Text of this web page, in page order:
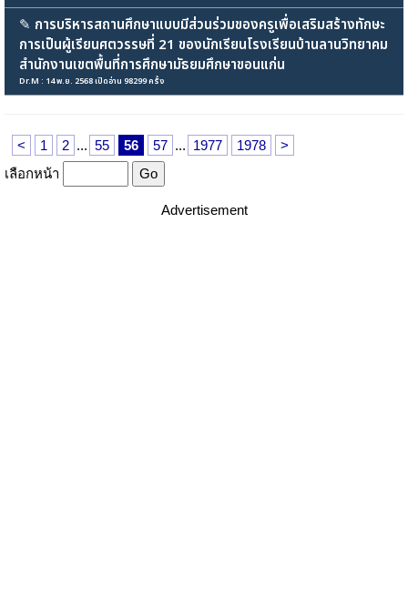
✎ การบริหารสถานศึกษาแบบมีส่วนร่วมของครูเพื่อเสริมสร้างทักษะ
การเป็นผู้เรียนศตวรรษที่ 21 ของนักเรียนโรงเรียนบ้านลานวิทยาคม
สำนักงานเขตพื้นที่การศึกษามัธยมศึกษาขอนแก่น
Dr.M : 14 พ.ย. 2568 เปิดอ่าน 98299 ครั้ง
< 1 2 ... 55 56 57 ... 1977 1978
>
เลือกหน้า
Advertisement